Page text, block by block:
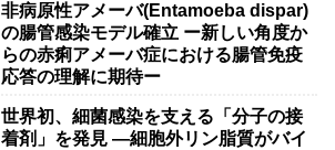
非病原性アメーバ(Entamoeba dispar)
の腸管感染モデル確立 ー新しい角度か
らの赤痢アメーバ症における腸管免疫
応答の理解に期待ー
世界初、細菌感染を支える「分子の接
着剤」を発見 ―細胞外リン脂質がバイ